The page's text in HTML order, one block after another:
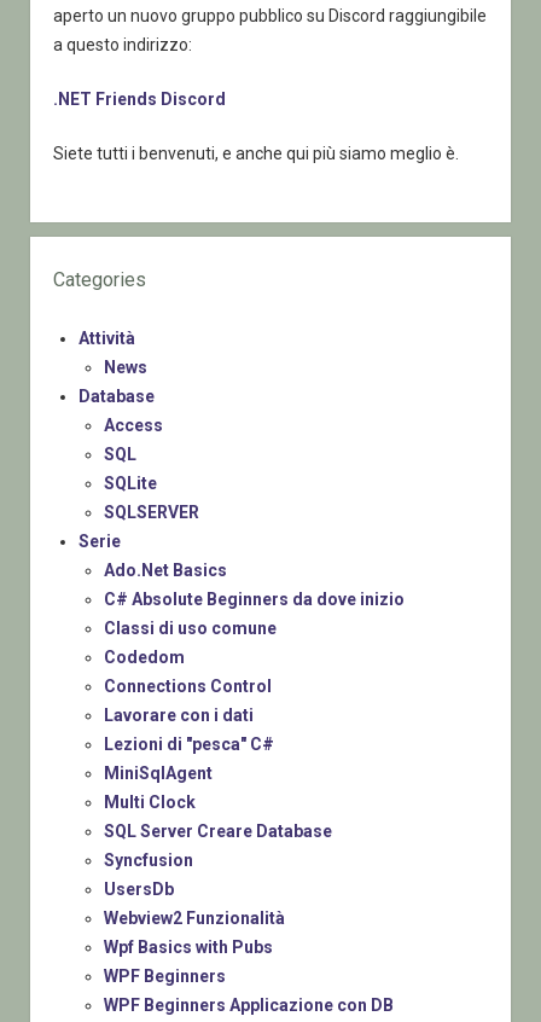
aperto un nuovo gruppo pubblico su Discord raggiungibile
a questo indirizzo:
.NET Friends Discord
Siete tutti i benvenuti, e anche qui più siamo meglio è.
Categories
Attività
News
Database
Access
SQL
SQLite
SQLSERVER
Serie
Ado.Net Basics
C# Absolute Beginners da dove inizio
Classi di uso comune
Codedom
Connections Control
Lavorare con i dati
Lezioni di "pesca" C#
MiniSqlAgent
Multi Clock
SQL Server Creare Database
Syncfusion
UsersDb
Webview2 Funzionalità
Wpf Basics with Pubs
WPF Beginners
WPF Beginners Applicazione con DB